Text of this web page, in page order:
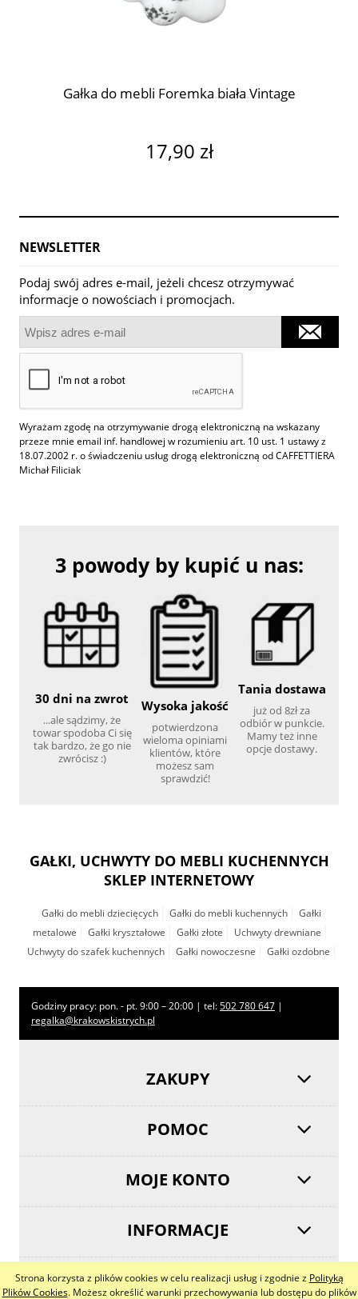
Strona korzysta z plików cookies w celu realizacji usług i zgodnie z Polityką
Plików Cookies. Możesz określić warunki przechowywania lub dostępu do plików
Gałka do mebli Foremka biała Vintage
17,90 zł
NEWSLETTER
Podaj swój adres e-mail, jeżeli chcesz otrzymywać
informacje o nowościach i promocjach.
Wyrażam zgodę na otrzymywanie drogą elektroniczną na wskazany
przeze mnie email inf. handlowej w rozumieniu art. 10 ust. 1 ustawy z
18.07.2002 r. o świadczeniu usług drogą elektroniczną od CAFFETTIERA
Michał Filiciak
3 powody by kupić u nas:
30 dni na zwrot
...ale sądzimy, że
towar spodoba Ci się
tak bardzo, że go nie
zwrócisz :)
Wysoka jakość
potwierdzona
wieloma opiniami
klientów, które
możesz sam
sprawdzić!
Tania dostawa
już od 8zł za
odbiór w punkcie.
Mamy też inne
opcje dostawy.
GAŁKI, UCHWYTY DO MEBLI KUCHENNYCH
SKLEP INTERNETOWY
Gałki do mebli dziecięcych Gałki do mebli kuchennych
Gałki
metalowe
Gałki kryształowe Gałki złote
Uchwyty drewniane
Uchwyty do szafek kuchennych
Gałki nowoczesne Gałki ozdobne
Godziny pracy: pon. - pt. 9:00 – 20:00 | tel:502 780 647 |
regalka@krakowskistrych.pl
ZAKUPY
POMOC
MOJE KONTO
INFORMACJE
pokaż pełną wersję strony